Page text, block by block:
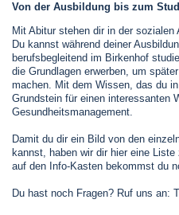
Von der Ausbildung bis zum
Mit Abitur stehen dir in der sozialen
Du kannst während deiner
berufsbegleitend im Birkenhof
die Grundlagen erwerben, um
machen. Mit dem Wissen, das du
Grundstein für einen interessanten
Gesundheitsmanagement.
Damit du dir ein Bild von den
kannst, haben wir dir hier eine
auf den Info-Kasten bekommst du
Du hast noch Fragen? Ruf uns an: